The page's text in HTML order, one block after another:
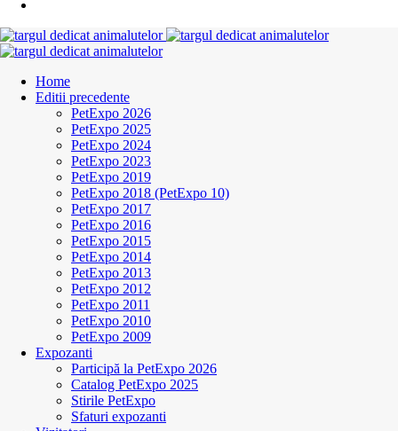
Home
Editii precedente
PetExpo 2026
PetExpo 2025
PetExpo 2024
PetExpo 2023
PetExpo 2019
PetExpo 2018 (PetExpo 10)
PetExpo 2017
PetExpo 2016
PetExpo 2015
PetExpo 2014
PetExpo 2013
PetExpo 2012
PetExpo 2011
PetExpo 2010
PetExpo 2009
Expozanti
Participă la PetExpo 2026
Catalog PetExpo 2025
Stirile PetExpo
Sfaturi expozanti